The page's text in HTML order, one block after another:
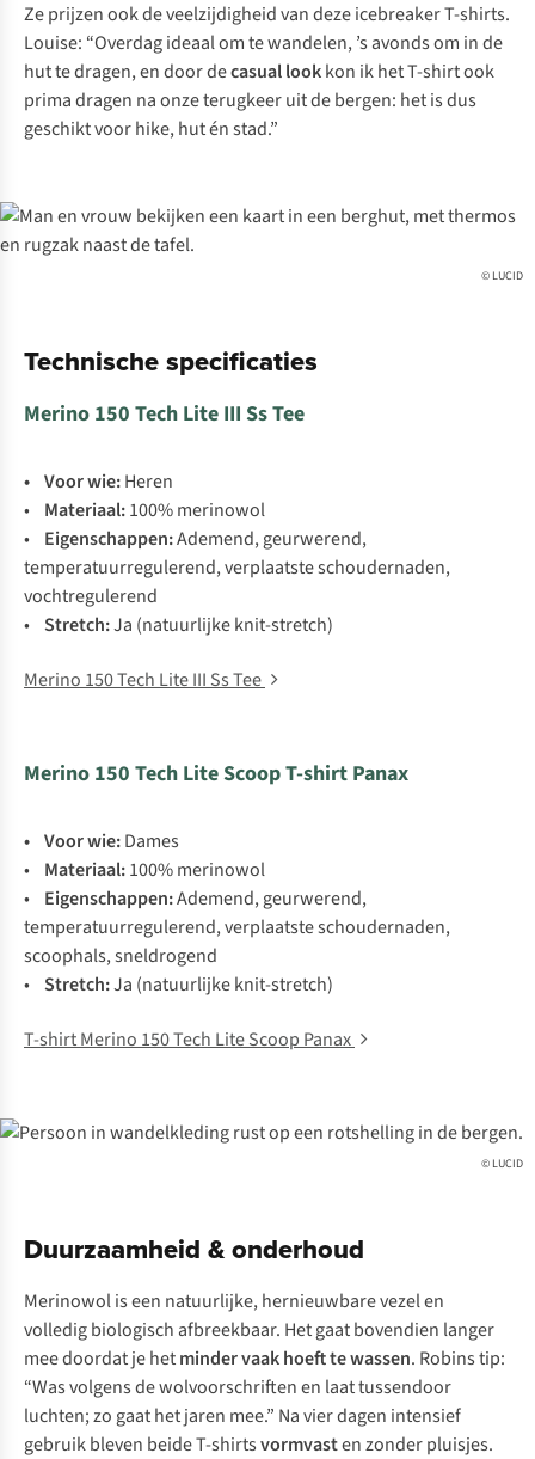
Ze prijzen ook de veelzijdigheid van deze icebreaker T-shirts.
Louise: “Overdag ideaal om te wandelen, ’s avonds om in de
hut te dragen, en door decasual lookkon ik het T-shirt ook
prima dragen na onze terugkeer uit de bergen: het is dus
geschikt voor hike, hut én stad.”
© LUCID
Technische specificaties
Merino 150 Tech Lite III Ss Tee
• Voor wie:Heren
• Materiaal:100% merinowol
• Eigenschappen:Ademend, geurwerend,
temperatuurregulerend, verplaatste schoudernaden,
vochtregulerend
• Stretch:Ja (natuurlijke knit-stretch)
Merino 150 Tech Lite III Ss Tee
Merino 150 Tech Lite Scoop T-shirt Panax
• Voor wie:Dames
• Materiaal:100% merinowol
• Eigenschappen:Ademend, geurwerend,
temperatuurregulerend, verplaatste schoudernaden,
scoophals, sneldrogend
• Stretch:Ja (natuurlijke knit-stretch)
T-shirt Merino 150 Tech Lite Scoop Panax
© LUCID
Duurzaamheid & onderhoud
Merinowol is een natuurlijke, hernieuwbare vezel en
volledig biologisch afbreekbaar. Het gaat bovendien langer
mee doordat je hetminder vaak hoeft te wassen. Robins tip:
“Was volgens de wolvoorschriften en laat tussendoor
luchten; zo gaat het jaren mee.” Na vier dagen intensief
gebruik bleven beide T-shirtsvormvasten zonder pluisjes.